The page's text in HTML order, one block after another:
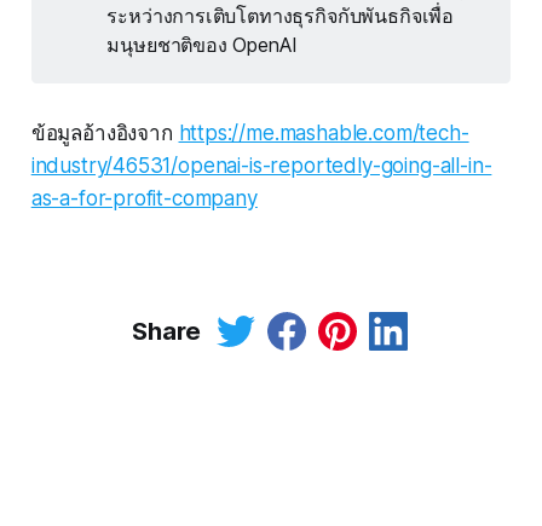
ระหว่างการเติบโตทางธุรกิจกับพันธกิจเพื่อ
มนุษยชาติของ OpenAI
ข้อมูลอ้างอิงจาก https://me.mashable.com/tech-
industry/46531/openai-is-reportedly-going-all-in-
as-a-for-profit-company
Share